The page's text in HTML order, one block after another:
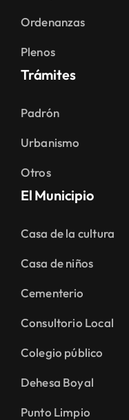
Ordenanzas
Plenos
Trámites
Padrón
Urbanismo
Otros
El Municipio
Casa de la cultura
Casa de niños
Cementerio
Consultorio Local
Colegio público
Dehesa Boyal
Punto Limpio